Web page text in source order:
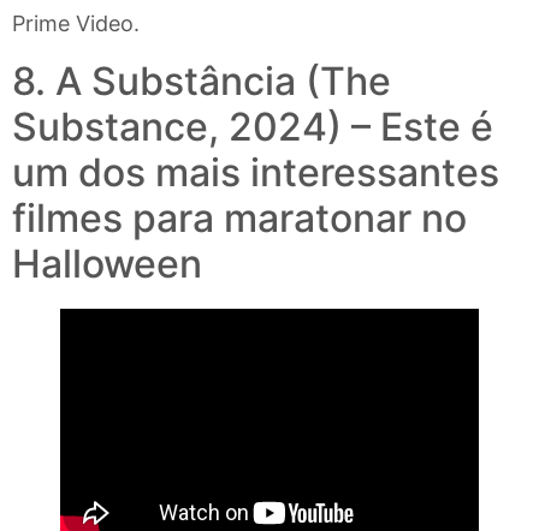
Prime Video.
8. A Substância (The
Substance, 2024) – Este é
um dos mais interessantes
filmes para maratonar no
Halloween